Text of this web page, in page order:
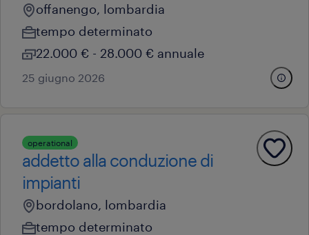
offanengo, lombardia
tempo determinato
22.000 € - 28.000 € annuale
25 giugno 2026
operational
addetto alla conduzione di
impianti
bordolano, lombardia
tempo determinato